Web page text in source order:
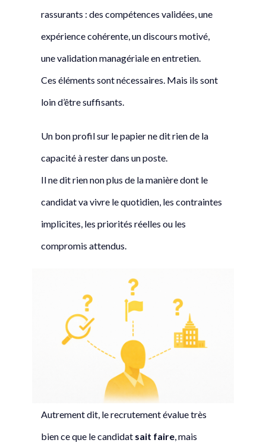
rassurants : des compétences validées, une
expérience cohérente, un discours motivé,
une validation managériale en entretien.
Ces éléments sont nécessaires. Mais ils sont
loin d’être suffisants.
Un bon profil sur le papier ne dit rien de la
capacité à rester dans un poste.
Il ne dit rien non plus de la manière dont le
candidat va vivre le quotidien, les contraintes
implicites, les priorités réelles ou les
compromis attendus.
Autrement dit, le recrutement évalue très
bien ce que le candidat sait faire , mais